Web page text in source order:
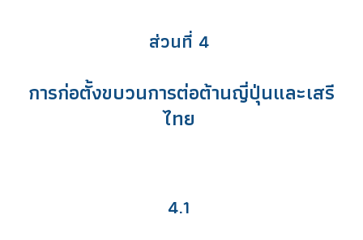
ส่วนที่ 4
การก่อตั้งขบวนการต่อต้านญี่ปุ่นและเสรี
ไทย
4.1